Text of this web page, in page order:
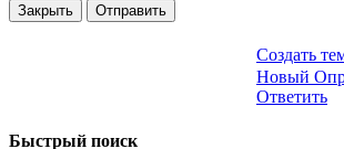
Закрыть Отправить
Создать
Новый
Ответить
Быстрый поиск